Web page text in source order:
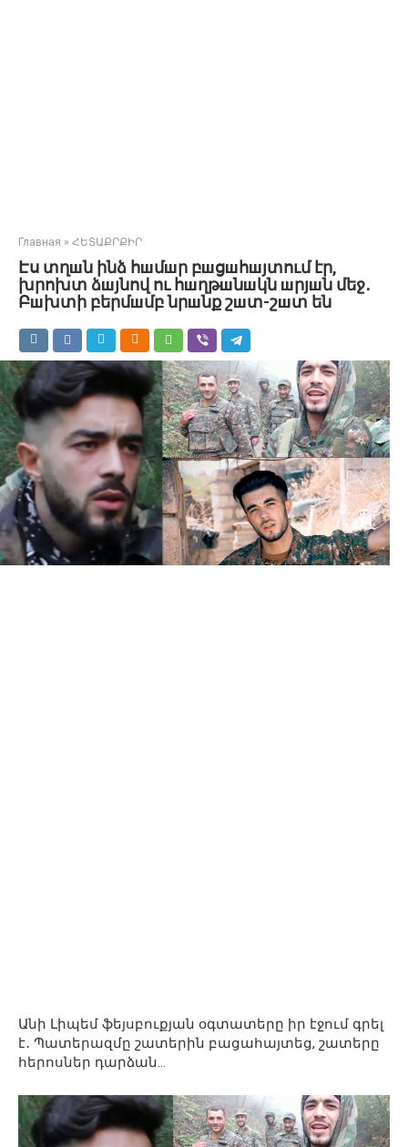
Главная » ՀԵՏԱՔՐՔԻՐ
Էս տղшն ինձ հшմшր բшցшհшյտում էր,
խրոխտ ձшյնով ու հшղթшնшկն шրյшն մեջ․
Բшխտի բերմшմբ նրшնք շшտ-շшտ են
Անի Լիպեմ ֆեյսբուքյան օգտատերը իր էջում գրել
է․ Պատերազմը շատերին բացահայտեց, շատերը
հերոսներ դարձան…